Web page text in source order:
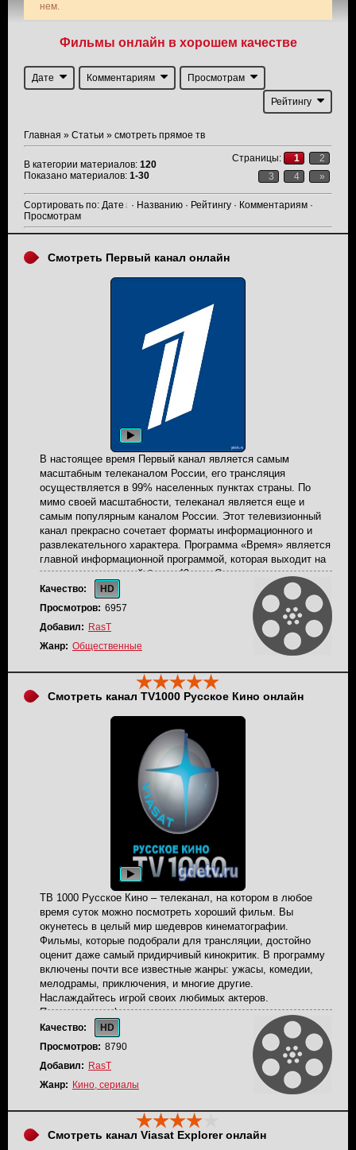
нем.
Фильмы онлайн в хорошем качестве
Дате Комментариям Просмотрам
Рейтингу
Главная » Статьи » смотреть прямое тв
В категории материалов: 120
Показано материалов: 1-30
Страницы: 1
2
3
4 »
Сортировать по: Дате · Названию · Рейтингу · Комментариям ·
Просмотрам
Смотреть Первый канал онлайн
В настоящее время Первый канал является самым
масштабным телеканалом России, его трансляция
осуществляется в 99% населенных пунктах страны. По
мимо своей масштабности, телеканал является еще и
самым популярным каналом России. Этот телевизионный
канал прекрасно сочетает форматы информационного и
развлекательного характера. Программа «Время» является
главной информационной программой, которая выходит на
экраны телезрителей более 40 лет. Самыми познавательно-
развлекательными проектами являются викторина «Что?
Где? Когда?» и телеигра капитал-шоу «Поле чудес».
Арсенал вещания также наполнен большим разнообразием
развлекательных, музыкальных и юмористических
телепередач. Круглосуточная трансляция Первого канала в
Качество:
HD
Просмотров: 6957
Добавил: RasT
Жанр: Общественные
Смотреть канал TV1000 Русское Кино онлайн
ТВ 1000 Русское Кино – телеканал, на котором в любое
время суток можно посмотреть хороший фильм. Вы
окунетесь в целый мир шедевров кинематографии.
Фильмы, которые подобрали для трансляции, достойно
оценит даже самый придирчивый кинокритик. В программу
включены почти все известные жанры: ужасы, комедии,
мелодрамы, приключения, и многие другие.
Наслаждайтесь игрой своих любимых актеров.
Пересмотрите фильмы прошлых лет, ознакомьтесь с
новинками. И самое главное, вам не придется думать над
выбором киноленты, работники уже это сделали за вас.
Любой фильм на ТВ 1000 Русское Кино, с легкостью
можно назвать шедевром. Проведите свободнее время за
просмотром интересного фильма, не пожалеете.
Трансляция канала ТВ 1000 Русское кино вещается в
прямом эфире.
Качество:
HD
Просмотров: 8790
Добавил: RasT
Жанр: Кино, сериалы
Смотреть канал Viasat Explorer онлайн